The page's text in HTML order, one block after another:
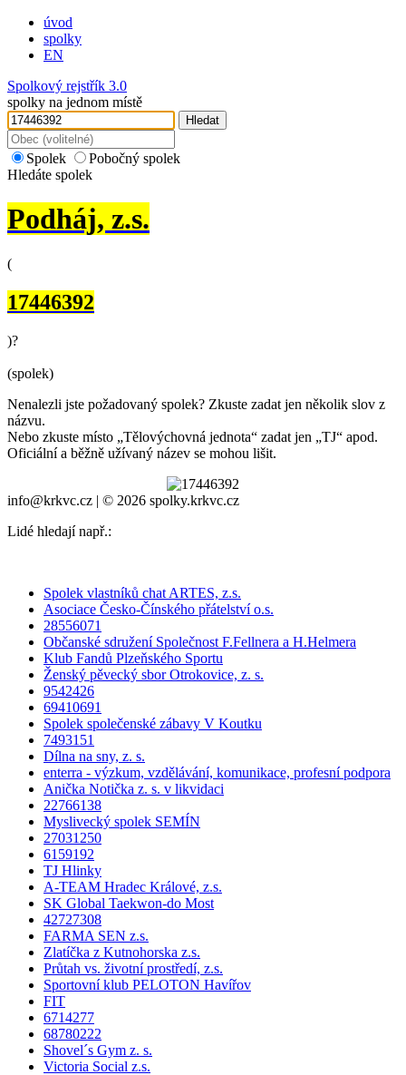
úvod
spolky
EN
Spolkový rejstřík 3.0
spolky na jednom místě
Hledat
Spolek
Pobočný spolek
Hledáte spolek
Podháj, z.s.
(
17446392
)?
(spolek)
Nenalezli jste požadovaný spolek? Zkuste zadat jen několik slov z
názvu.
Nebo zkuste místo „Tělovýchovná jednota“ zadat jen „TJ“ apod.
Oficiální a běžně užívaný název se mohou lišit.
info@krkvc.cz | © 2026 spolky.krkvc.cz
Lidé hledají např.:
Spolek vlastníků chat ARTES, z.s.
Asociace Česko-Čínského přátelství o.s.
28556071
Občanské sdružení Společnost F.Fellnera a H.Helmera
Klub Fandů Plzeňského Sportu
Ženský pěvecký sbor Otrokovice, z. s.
9542426
69410691
Spolek společenské zábavy V Koutku
7493151
Dílna na sny, z. s.
enterra - výzkum, vzdělávání, komunikace, profesní podpora
Anička Notička z. s. v likvidaci
22766138
Myslivecký spolek SEMÍN
27031250
6159192
TJ Hlinky
A-TEAM Hradec Králové, z.s.
SK Global Taekwon-do Most
42727308
FARMA SEN z.s.
Zlatíčka z Kutnohorska z.s.
Průtah vs. životní prostředí, z.s.
Sportovní klub PELOTON Havířov
FIT
6714277
68780222
Shovel´s Gym z. s.
Victoria Social z.s.